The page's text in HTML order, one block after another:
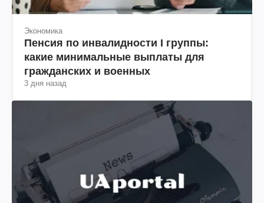
Экономика
Пенсия по инвалидности I группы:
какие минимальные выплаты для
гражданских и военных
3 дня назад